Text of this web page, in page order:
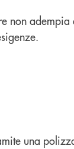
non
una